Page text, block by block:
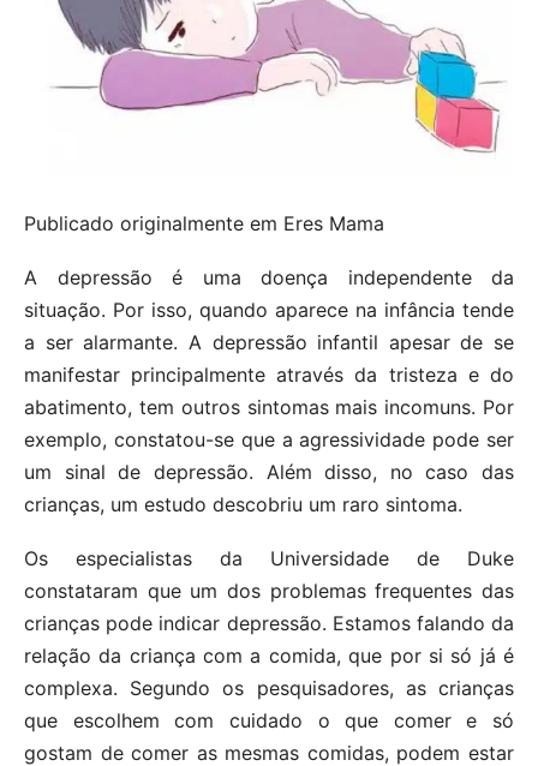
Publicado originalmente em Eres Mama
A depressão é uma doença independente da
situação. Por isso, quando aparece na infância tende
a ser alarmante. A depressão infantil apesar de se
manifestar principalmente através da tristeza e do
abatimento, tem outros sintomas mais incomuns. Por
exemplo, constatou-se que a agressividade pode ser
um sinal de depressão. Além disso, no caso das
crianças, um estudo descobriu um raro sintoma.
Os especialistas da Universidade de Duke
constataram que um dos problemas frequentes das
crianças pode indicar depressão. Estamos falando da
relação da criança com a comida, que por si só já é
complexa. Segundo os pesquisadores, as crianças
que escolhem com cuidado o que comer e só
gostam de comer as mesmas comidas, podem estar